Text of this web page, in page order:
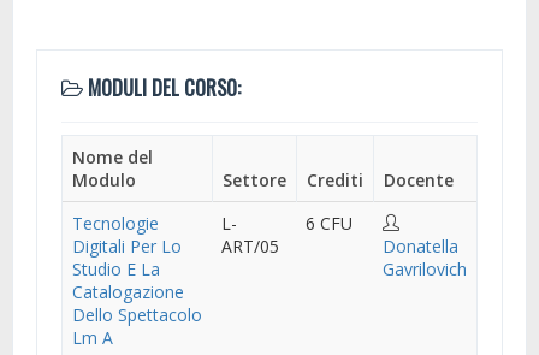
MODULI DEL CORSO:
Nome del
Modulo
Settore Crediti
Docente
Tecnologie
Digitali Per Lo
Studio E La
Catalogazione
Dello Spettacolo
Lm A
L-
ART/05
6 CFU
Donatella
Gavrilovich